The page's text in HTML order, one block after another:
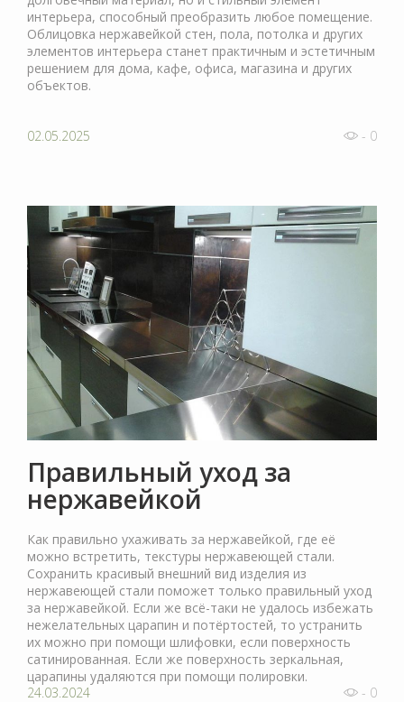
интерьера, способный преобразить любое помещение.
Облицовка нержавейкой стен, пола, потолка и других
элементов интерьера станет практичным и эстетичным
решением для дома, кафе, офиса, магазина и других
объектов.
02.05.2025 - 0
Правильный уход за
нержавейкой
Как правильно ухаживать за нержавейкой, где её
можно встретить, текстуры нержавеющей стали.
Сохранить красивый внешний вид изделия из
нержавеющей стали поможет только правильный уход
за нержавейкой. Если же всё-таки не удалось избежать
нежелательных царапин и потёртостей, то устранить
их можно при помощи шлифовки, если поверхность
сатинированная. Если же поверхность зеркальная,
царапины удаляются при помощи полировки.
24.03.2024
- 0